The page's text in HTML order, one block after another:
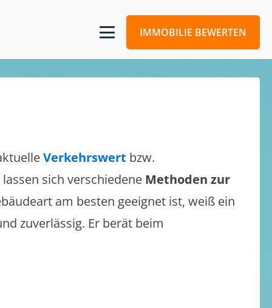
IMMOBILIE BEWERTEN
Verkehrswert bzw.
sich verschiedene Methoden zur
am besten geeignet ist, weiß ein
zuverlässig. Er berät beim